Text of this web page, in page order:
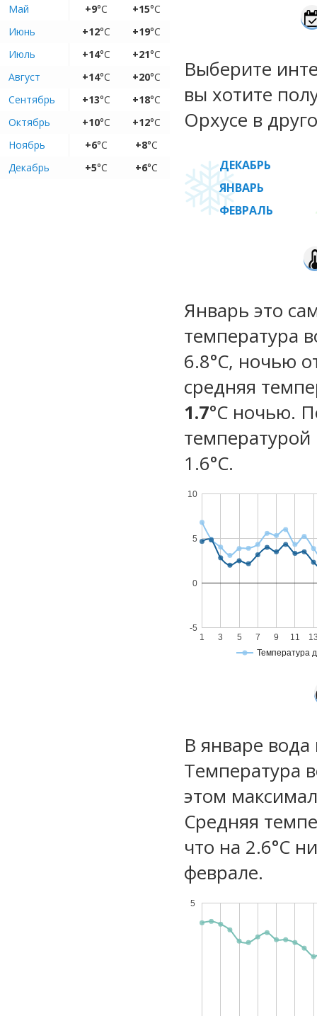
Май
+9°C +15°C
Июнь
+12°C +19°C
Июль
+14°C +21°C
Август
+14°C +20°C
Сентябрь
+13°C +18°C
Октябрь
+10°C +12°C
Ноябрь
+6°C +8°C
Декабрь
+5°C +6°C
Выберите
вы хотите
Орхусе в
ДЕКАБРЬ
ЯНВАРЬ
ФЕВРАЛЬ
Январь это
температура
6.8°C, ночью
средняя
1.7°C ночью.
температурой
1.6°С.
Температура
1 3 5 7 9 11
-5
0
5
10
В январе
Температура
этом
Средняя
что на 2.6°C
феврале.
5